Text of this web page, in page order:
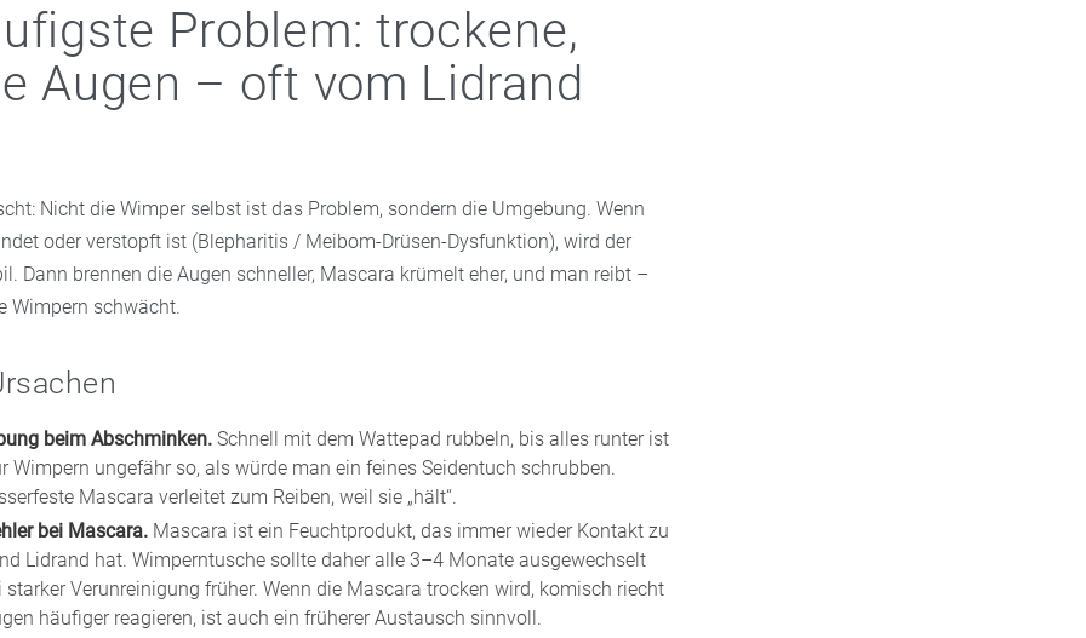
Problem: trockene,
Augen – oft vom Lidrand
Nicht die Wimper selbst ist das Problem, sondern die Umgebung. Wenn
oder verstopft ist (Blepharitis / Meibom-Drüsen-Dysfunktion), wird der
Dann brennen die Augen schneller, Mascara krümelt eher, und man reibt –
Wimpern schwächt.
beim Abschminken.Schnell mit dem Wattepad rubbeln, bis alles runter ist
Wimpern ungefähr so, als würde man ein feines Seidentuch schrubben.
Mascara verleitet zum Reiben, weil sie „hält“.
bei Mascara.Mascara ist ein Feuchtprodukt, das immer wieder Kontakt zu
Lidrand hat. Wimperntusche sollte daher alle 3–4 Monate ausgewechselt
starker Verunreinigung früher. Wenn die Mascara trocken wird, komisch riecht
häufiger reagieren, ist auch ein früherer Austausch sinnvoll.